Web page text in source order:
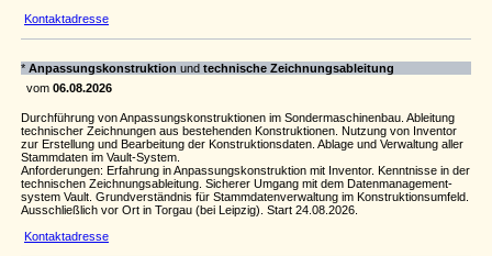
Kontaktadresse
* Anpas­sungs­kon­struk­tion und tech­ni­sche Zeich­nungs­ablei­tung
vom 06.08.2026
Durch­füh­rung von Anpas­sungs­kon­struk­ti­onen im Sonder­ma­schi­nenbau. Ablei­tung
tech­ni­scher Zeich­nungen aus beste­henden Konstruk­ti­onen. Nutzung von Inventor
zur Erstel­lung und Bear­bei­tung der Konstruk­ti­ons­daten. Ablage und Verwal­tung aller
Stamm­daten im Vault-System.
Anfor­de­rungen: Erfah­rung in Anpas­sungs­kon­struk­tion mit Inventor. Kennt­nisse in der
tech­ni­schen Zeich­nungs­ablei­tung. Sicherer Umgang mit dem Daten­ma­na­ge­ment­
system Vault. Grund­ver­ständnis für Stamm­da­ten­ver­wal­tung im Konstruk­ti­ons­um­feld.
Ausschließ­lich vor Ort in Torgau (bei Leipzig). Start 24.08.2026.
Kontaktadresse